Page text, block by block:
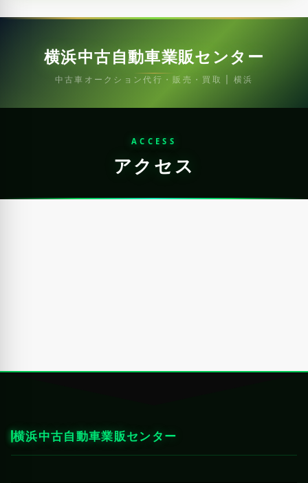
横浜中古自動車業販センター
中古車オークション代行・販売・買取 | 横浜
ACCESS
アクセス
横浜中古自動車業販センター